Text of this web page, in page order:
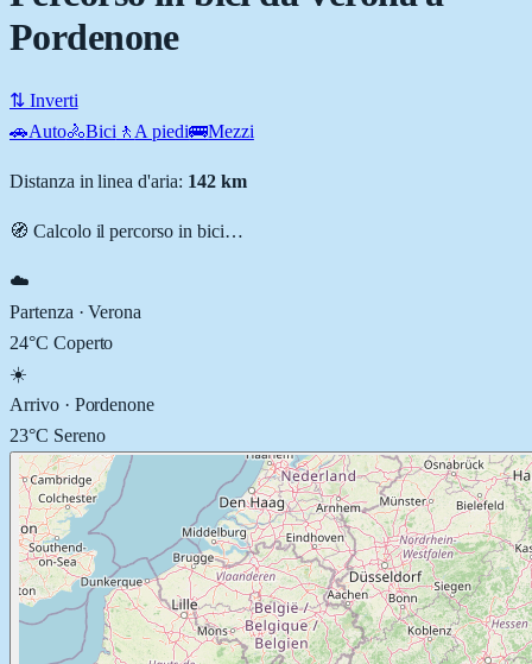
Pordenone
⇅ Inverti
🚗Auto🚴Bici 🚶 A piedi🚌Mezzi
Distanza in linea d'aria: 142km
🧭 Calcolo il percorso in bici…
☁️
Partenza ·Verona
24°C Coperto
☀️
Arrivo · Pordenone
23°C Sereno